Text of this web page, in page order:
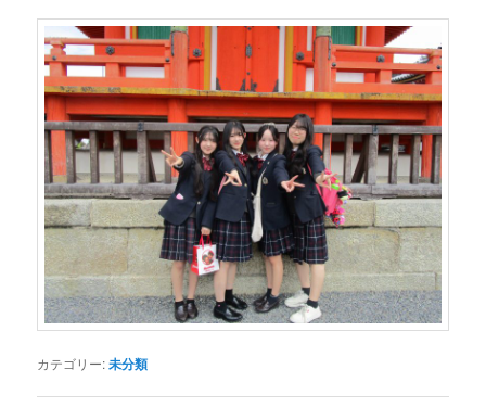
カテゴリー:未分類